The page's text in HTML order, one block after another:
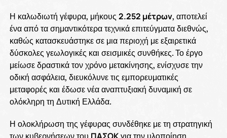
Η καλωδιωτή γέφυρα, μήκους 2.252 μέτρων, αποτελεί
ένα από τα σημαντικότερα τεχνικά επιτεύγματα διεθνώς,
καθώς κατασκευάστηκε σε μια περιοχή με εξαιρετικά
δύσκολες γεωλογικές και σεισμικές συνθήκες. Το έργο
μείωσε δραστικά τον χρόνο μετακίνησης, ενίσχυσε την
οδική ασφάλεια, διευκόλυνε τις εμπορευματικές
μεταφορές και έδωσε νέα αναπτυξιακή δυναμική σε
ολόκληρη τη Δυτική Ελλάδα.
Η ολοκλήρωση της γέφυρας συνδέθηκε με τη στρατηγική
των κυβερνήσεων του ΠΑΣΟΚγια την υλοποίηση